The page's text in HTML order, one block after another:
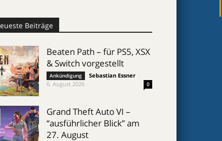
Beiträge
Beaten Path – für PS5, XSX
& Switch vorgestellt
Ankündigung Sebastian Essner
6. August 2026
0
Grand Theft Auto VI –
“ausführlicher Blick” am
27. August